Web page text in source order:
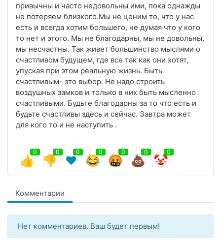
привычны и часто недовольны ими, пока однажды
не потеряем близкого.Мы не ценим то, что у нас
есть и всегда хотим большего, не думая что у кого
то нет и этого. Мы не благодарны, мы не довольны,
мы несчастны. Так живет большинство мыслями о
счастливом будущем, где все так как они хотят,
упуская при этом реальную жизнь. Быть
счастливым- это выбор. Не надо строить
воздушных замков и только в них быть мысленно
счастливыми. Будьте благодарны за то что есть и
будьте счастливы здесь и сейчас. Завтра может
для кого то и не наступить .
👍
0
👎
0
❤️
0
😂
0
🤬
0
💩
0
🤡
0
Комментарии
Нет комментариев. Ваш будет первым!